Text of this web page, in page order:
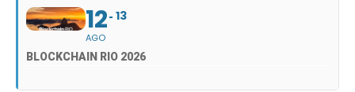
12
AGO
13
BLOCKCHAIN RIO 2026